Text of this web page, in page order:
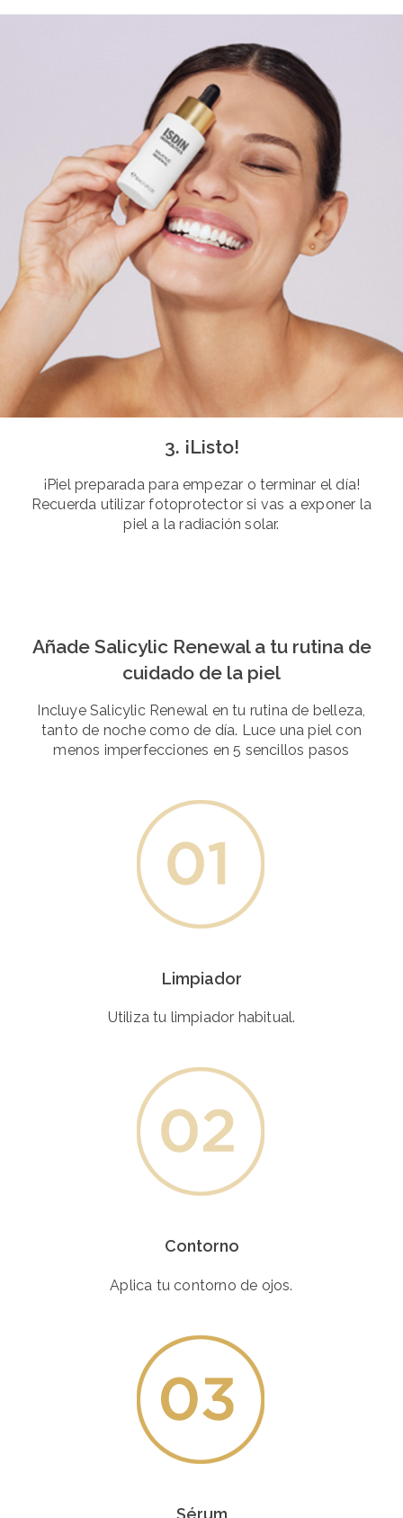
3. ¡Listo!
¡Piel preparada para empezar o terminar el día!
Recuerda utilizar fotoprotector si vas a exponer la
piel a la radiación solar.
Añade Salicylic Renewal a tu rutina de
cuidado de la piel
Incluye Salicylic Renewal en tu rutina de belleza,
tanto de noche como de día. Luce una piel con
menos imperfecciones en 5 sencillos pasos
Limpiador
Utiliza tu limpiador habitual.
Contorno
Aplica tu contorno de ojos.
Sérum